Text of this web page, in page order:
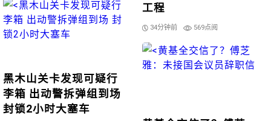
工程
34分钟前 569点阅
黑木山关卡发现可疑行
李箱 出动警拆弹组到场
封锁2小时大塞车